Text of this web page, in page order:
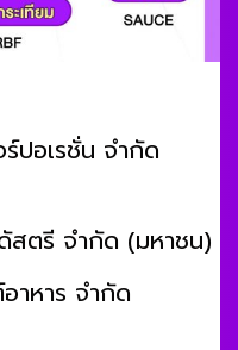
ปอเรชั่น จำกัด
สตรี จำกัด (มหาชน)
าหาร จำกัด